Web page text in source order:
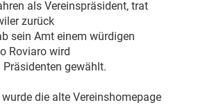
als Vereinspräsident, trat
zurück
Amt einem würdigen
Roviaro wird
gewählt.
die alte Vereinshomepage